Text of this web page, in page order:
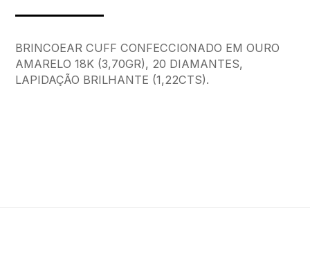
BRINCOEAR CUFF CONFECCIONADO EM OURO
AMARELO 18K (3,70GR), 20 DIAMANTES,
LAPIDAÇÃO BRILHANTE (1,22CTS).